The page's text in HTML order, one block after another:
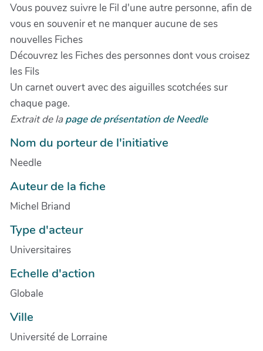
Vous pouvez suivre le Fil d'une autre personne, afin de
vous en souvenir et ne manquer aucune de ses
nouvelles Fiches
Découvrez les Fiches des personnes dont vous croisez
les Fils
Un carnet ouvert avec des aiguilles scotchées sur
chaque page.
Extrait de lapage de présentation de Needle
Nom du porteur de l'initiative
Needle
Auteur de la fiche
Michel Briand
Type d'acteur
Universitaires
Echelle d'action
Globale
Ville
Université de Lorraine